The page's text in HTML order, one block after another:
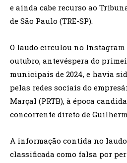
e ainda cabe recurso ao
de São Paulo (TRE-SP).
O laudo circulou no Instagram
outubro, antevéspera do
municipais de 2024, e havia
pelas redes sociais do
Marçal (PRTB), à época
concorrente direto de
A informação contida no
classificada como falsa por